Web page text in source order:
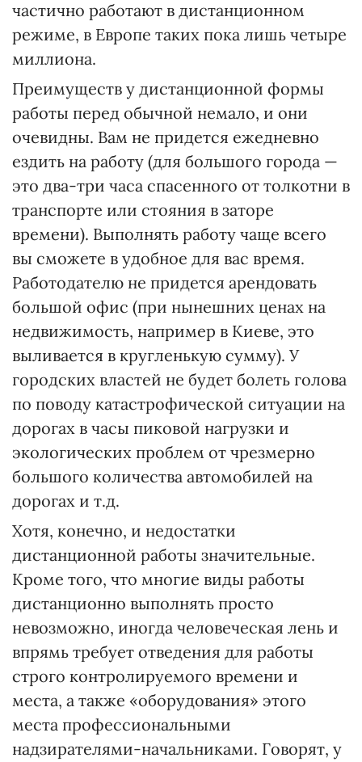
частично работают в дистанционном
режиме, в Европе таких пока лишь четыре
миллиона.
Преимуществ у дистанционной формы
работы перед обычной немало, и они
очевидны. Вам не придется ежедневно
ездить на работу (для большого города —
это два-три часа спасенного от толкотни в
транспорте или стояния в заторе
времени). Выполнять работу чаще всего
вы сможете в удобное для вас время.
Работодателю не придется арендовать
большой офис (при нынешних ценах на
недвижимость, например в Киеве, это
выливается в кругленькую сумму). У
городских властей не будет болеть голова
по поводу катастрофической ситуации на
дорогах в часы пиковой нагрузки и
экологических проблем от чрезмерно
большого количества автомобилей на
дорогах и т.д.
Хотя, конечно, и недостатки
дистанционной работы значительные.
Кроме того, что многие виды работы
дистанционно выполнять просто
невозможно, иногда человеческая лень и
впрямь требует отведения для работы
строго контролируемого времени и
места, а также «оборудования» этого
места профессиональными
надзирателями-начальниками. Говорят, у